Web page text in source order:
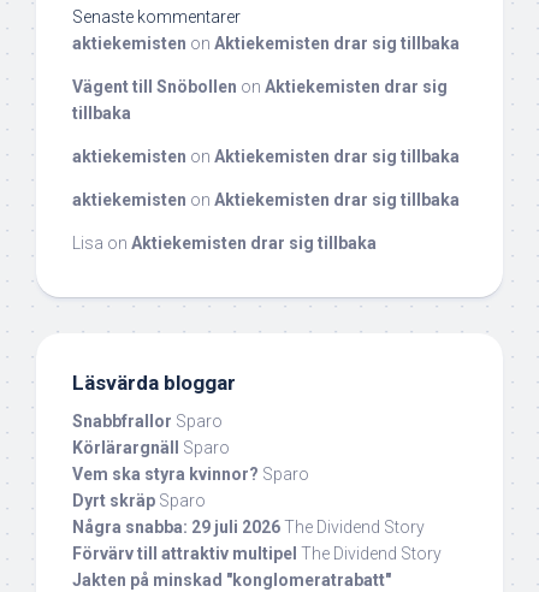
Senaste kommentarer
aktiekemisten on Aktiekemisten drar sig tillbaka
Vägent till Snöbollen on Aktiekemisten drar sig
tillbaka
aktiekemisten on Aktiekemisten drar sig tillbaka
aktiekemisten on Aktiekemisten drar sig tillbaka
Lisa on Aktiekemisten drar sig tillbaka
Läsvärda bloggar
Snabbfrallor Sparo
Körlärargnäll
Sparo
Vem ska styra kvinnor? Sparo
Dyrt skräp Sparo
Några snabba: 29 juli 2026The Dividend Story
Förvärv till attraktiv multipel The Dividend Story
Jakten på minskad "konglomeratrabatt"